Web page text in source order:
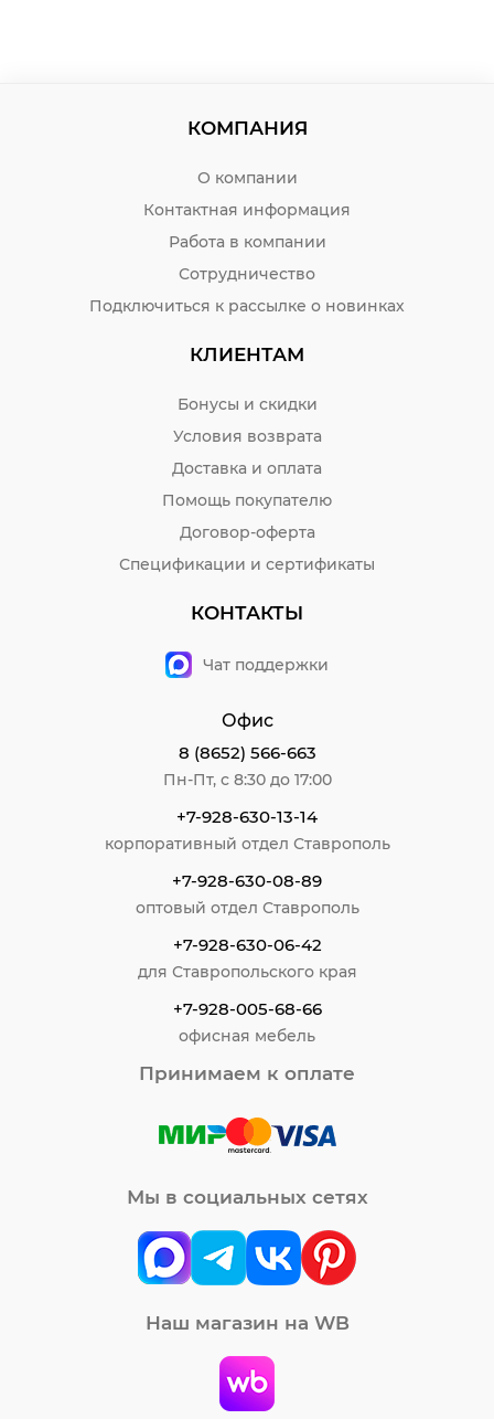
КОМПАНИЯ
О компании
Контактная информация
Работа в компании
Сотрудничество
Подключиться к рассылке о новинках
КЛИЕНТАМ
Бонусы и скидки
Условия возврата
Доставка и оплата
Помощь покупателю
Договор-оферта
Спецификации и сертификаты
КОНТАКТЫ
Чат поддержки
Офис
8 (8652) 566-663
Пн-Пт, с 8:30 до 17:00
+7-928-630-13-14
корпоративный отдел Ставрополь
+7-928-630-08-89
оптовый отдел Ставрополь
+7-928-630-06-42
для Ставропольского края
+7-928-005-68-66
офисная мебель
Принимаем к оплате
Мы в социальных сетях
Наш магазин на WB